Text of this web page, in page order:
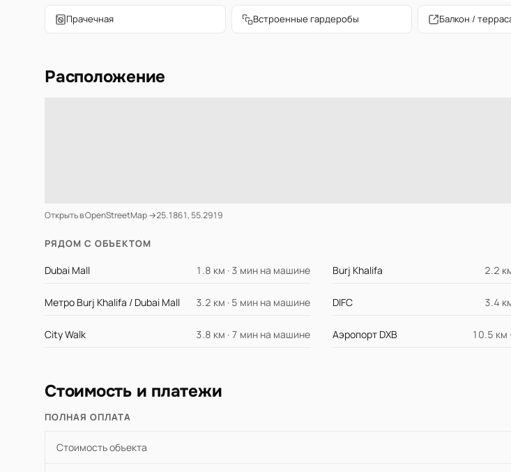
Прачечная Встроенные гардеробы Балкон /
Расположение
Открыть в OpenStreetMap →25.1861, 55.2919
РЯДОМ С ОБЪЕКТОМ
Dubai Mall 1.8 км · 3 мин на машине Burj Khalifa 2.2
Метро Burj Khalifa / Dubai Mall 3.2 км · 5 мин на машине DIFC 3.4
City Walk 3.8 км · 7 мин на машине Аэропорт DXB 10.5 км
Стоимость и платежи
ПОЛНАЯ ОПЛАТА
Стоимость объекта